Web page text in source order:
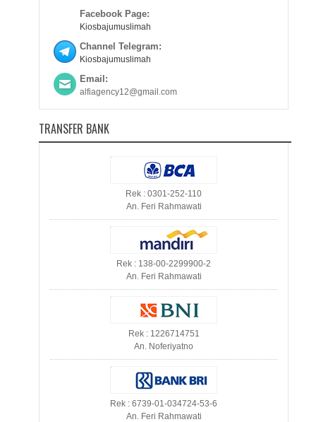
Facebook Page:
Kiosbajumuslimah
Channel Telegram:
Kiosbajumuslimah
Email:
alfiagency12@gmail.com
TRANSFER BANK
Rek : 0301-252-110
An. Feri Rahmawati
Rek : 138-00-2299900-2
An. Feri Rahmawati
Rek : 1226714751
An. Noferiyatno
Rek : 6739-01-034724-53-6
An. Feri Rahmawati